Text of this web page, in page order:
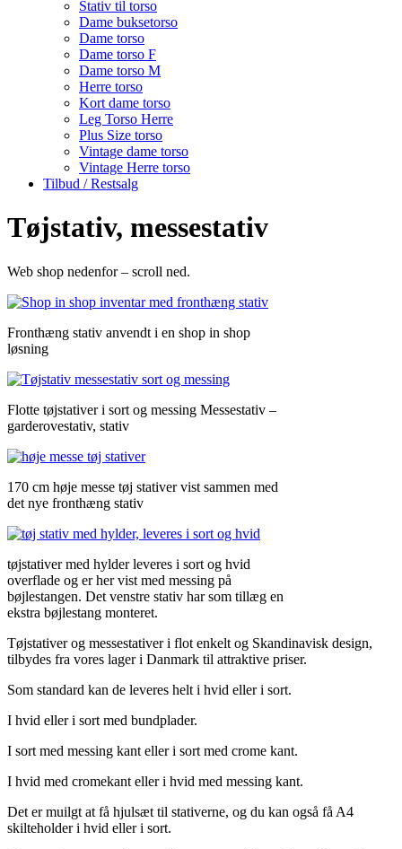
Stativ til torso
Dame buksetorso
Dame torso
Dame torso F
Dame torso M
Herre torso
Kort dame torso
Leg Torso Herre
Plus Size torso
Vintage dame torso
Vintage Herre torso
Tilbud / Restsalg
Tøjstativ, messestativ
Web shop nedenfor – scroll ned.
Fronthæng stativ anvendt i en shop in shop
løsning
Flotte tøjstativer i sort og messing Messestativ –
garderovestativ, stativ
170 cm høje messe tøj stativer vist sammen med
det nye fronthæng stativ
tøjstativer med hylder leveres i sort og hvid
overflade og er her vist med messing på
bøjlestangen. Det venstre stativ har som tillæg en
ekstra bøjlestang monteret.
Tøjstativer og messestativer i flot enkelt og Skandinavisk design,
tilbydes fra vores lager i Danmark til attraktive priser.
Som standard kan de leveres helt i hvid eller i sort.
I hvid eller i sort med bundplader.
I sort med messing kant eller i sort med crome kant.
I hvid med cromekant eller i hvid med messing kant.
Det er muilgt at få hjulsæt til stativerne, og du kan også få A4
skilteholder i hvid eller i sort.